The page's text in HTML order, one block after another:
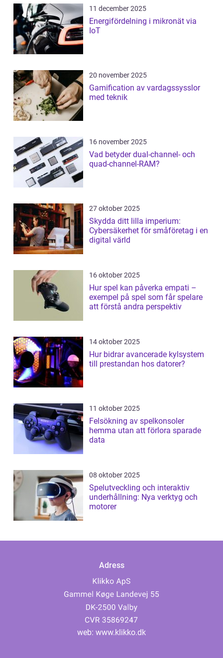
11 december 2025
Energifördelning i mikronät via
IoT
20 november 2025
Gamification av vardagssysslor
med teknik
16 november 2025
Vad betyder dual-channel- och
quad-channel-RAM?
27 oktober 2025
Skydda ditt lilla imperium:
Cybersäkerhet för småföretag i en
digital värld
16 oktober 2025
Hur spel kan påverka empati –
exempel på spel som får spelare
att förstå andra perspektiv
14 oktober 2025
Hur bidrar avancerade kylsystem
till prestandan hos datorer?
11 oktober 2025
Felsökning av spelkonsoler
hemma utan att förlora sparade
data
08 oktober 2025
Spelutveckling och interaktiv
underhållning: Nya verktyg och
motorer
Adress
web: www.klikko.dk